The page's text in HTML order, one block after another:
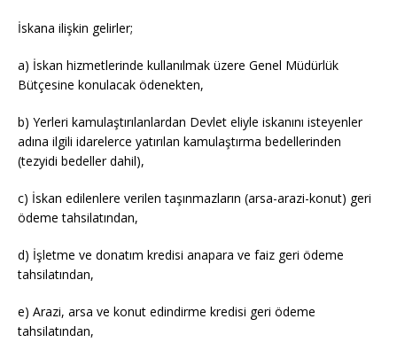
İskana ilişkin gelirler;
a) İskan hizmetlerinde kullanılmak üzere Genel Müdürlük
Bütçesine konulacak ödenekten,
b) Yerleri kamulaştırılanlardan Devlet eliyle iskanını isteyenler
adına ilgili idarelerce yatırılan kamulaştırma bedellerinden
(tezyidi bedeller dahil),
c) İskan edilenlere verilen taşınmazların (arsa-arazi-konut) geri
ödeme tahsilatından,
d) İşletme ve donatım kredisi anapara ve faiz geri ödeme
tahsilatından,
e) Arazi, arsa ve konut edindirme kredisi geri ödeme
tahsilatından,